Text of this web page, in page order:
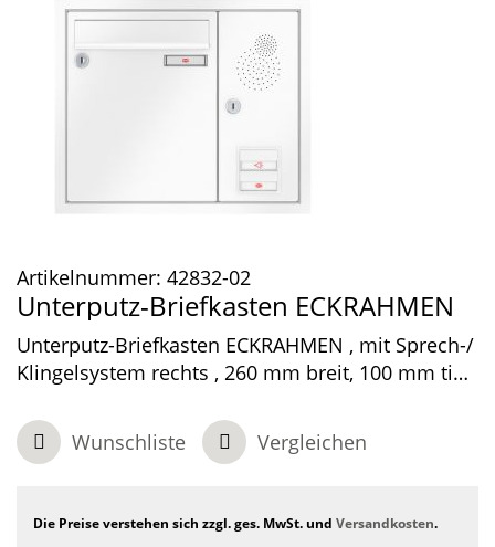
Artikelnummer: 42832-02
Unterputz-Briefkasten ECKRAHMEN
Unterputz-Briefkasten ECKRAHMEN , mit Sprech-/
Klingelsystem rechts , 260 mm breit, 100 mm tief,
Wunschliste
Vergleichen
Die Preise verstehen sich zzgl. ges. MwSt. und Versandkosten.